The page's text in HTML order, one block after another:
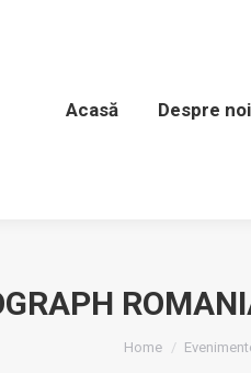
Acasă Despre noi
You are here:
Home